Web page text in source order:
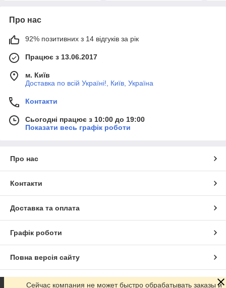
Про нас
92% позитивних з 14 відгуків за рік
Працює з 13.06.2017
м. Київ
Доставка по всій Україні!, Київ, Україна
Контакти
Сьогодні працює з 10:00 до 19:00
Показати весь графік роботи
Про нас
Контакти
Доставка та оплата
Графік роботи
Повна версія сайту
Сайт створено на маркетплейсі Prom.ua
Сейчас компания не может быстро обрабатывать заказы и